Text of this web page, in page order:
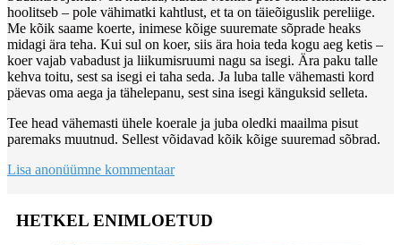
hoolitseb – pole vähimatki kahtlust, et ta on täieõiguslik pereliige.
Me kõik saame koerte, inimese kõige suuremate sõprade heaks
midagi ära teha. Kui sul on koer, siis ära hoia teda kogu aeg ketis –
koer vajab vabadust ja liikumisruumi nagu sa isegi. Ära paku talle
kehva toitu, sest sa isegi ei taha seda. Ja luba talle vähemasti kord
päevas oma aega ja tähelepanu, sest sina isegi känguksid selleta.
Tee head vähemasti ühele koerale ja juba oledki maailma pisut
paremaks muutnud. Sellest võidavad kõik kõige suuremad sõbrad.
Lisa anonüümne kommentaar
HETKEL ENIMLOETUD